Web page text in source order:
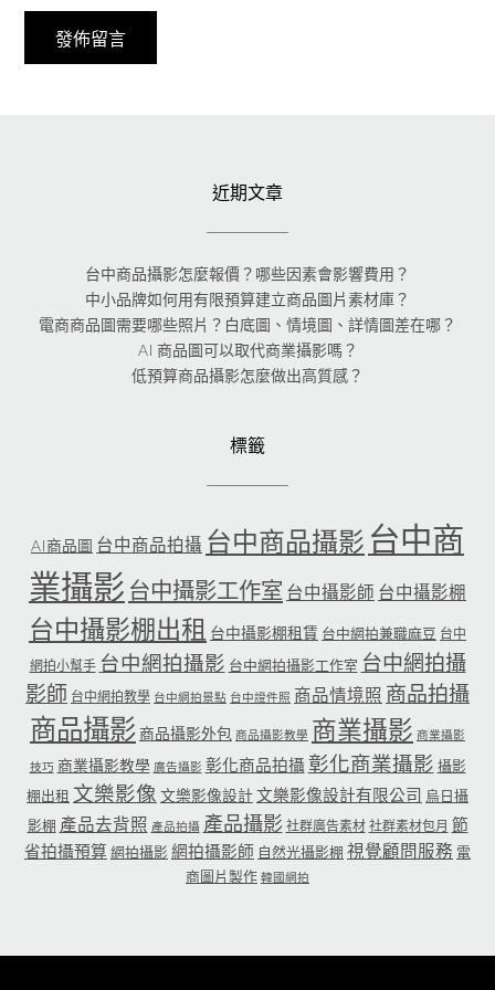
近期文章
台中商品攝影怎麼報價？哪些因素會影響費用？
中小品牌如何用有限預算建立商品圖片素材庫？
電商商品圖需要哪些照片？白底圖、情境圖、詳情圖差在哪？
AI 商品圖可以取代商業攝影嗎？
低預算商品攝影怎麼做出高質感？
標籤
AI商品圖 台中商品拍攝 台中商品攝影 台中商
業攝影 台中攝影工作室 台中攝影師 台中攝影棚
台中攝影棚出租 台中攝影棚租賃 台中網拍兼職麻豆 台中
網拍小幫手 台中網拍攝影 台中網拍攝影工作室 台中網拍攝
影師 台中網拍教學 台中網拍景點 台中證件照 商品情境照 商品拍攝
商品攝影商品攝影外包 商品攝影教學 商業攝影 商業攝影
技巧 商業攝影教學 廣告攝影 彰化商品拍攝 彰化商業攝影 攝影
棚出租 文樂影像 文樂影像設計文樂影像設計有限公司 烏日攝
影棚 產品去背照 產品拍攝 產品攝影 社群廣告素材 社群素材包月 節
省拍攝預算 網拍攝影 網拍攝影師 自然光攝影棚 視覺顧問服務 電
商圖片製作 韓國網拍